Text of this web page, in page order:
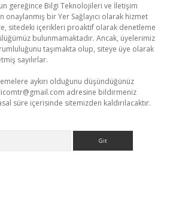
gereğince Bilgi Teknolojileri ve İletişim
onaylanmış bir Yer Sağlayıcı olarak hizmet
sitedeki içerikleri proaktif olarak denetleme
bulunmamaktadır. Ancak, üyelerimiz
taşımakta olup, siteye üye olarak
sayılırlar.
aykırı olduğunu düşündüğünüz
adresine bildirmeniz
süre içerisinde sitemizden kaldırılacaktır.